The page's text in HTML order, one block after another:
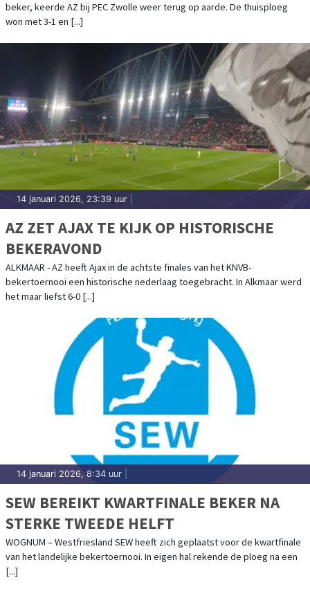
beker, keerde AZ bij PEC Zwolle weer terug op aarde. De thuisploeg
won met 3-1 en [...]
14 januari 2026, 23:39 uur
AZ ZET AJAX TE KIJK OP HISTORISCHE
BEKERAVOND
ALKMAAR - AZ heeft Ajax in de achtste finales van het KNVB-
bekertoernooi een historische nederlaag toegebracht. In Alkmaar werd
het maar liefst 6-0 [...]
14 januari 2026, 8:34 uur
SEW BEREIKT KWARTFINALE BEKER NA
STERKE TWEEDE HELFT
WOGNUM – Westfriesland SEW heeft zich geplaatst voor de kwartfinale
van het landelijke bekertoernooi. In eigen hal rekende de ploeg na een
[...]